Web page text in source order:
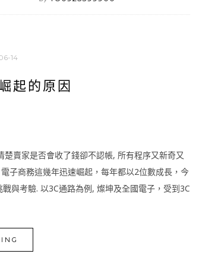
14
起的原因
賣家是否會收了錢卻不認帳, 所有程序又新奇又
子商務這幾年迅速崛起，每年都以2位數成長，今
與考驗. 以3C通路為例, 燦坤及全國電子，受到3C